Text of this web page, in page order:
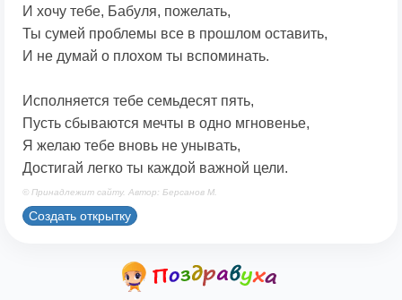
И хочу тебе, Бабуля, пожелать,
Ты сумей проблемы все в прошлом оставить,
И не думай о плохом ты вспоминать.
Исполняется тебе семьдесят пять,
Пусть сбываются мечты в одно мгновенье,
Я желаю тебе вновь не унывать,
Достигай легко ты каждой важной цели.
© Принадлежит сайту. Автор: Берсанов М.
Создать открытку